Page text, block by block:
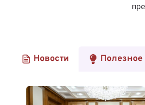
Новости Полезное